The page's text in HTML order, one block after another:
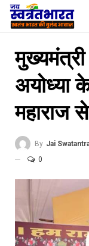
अयोध्या
महाराज
By Jai
0